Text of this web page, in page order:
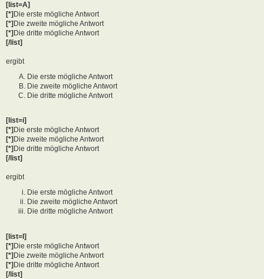
[list=A]
[*] Die erste mögliche Antwort
[*] Die zweite mögliche Antwort
[*] Die dritte mögliche Antwort
[/list]
ergibt
Die erste mögliche Antwort
Die zweite mögliche Antwort
Die dritte mögliche Antwort
[list=i]
[*] Die erste mögliche Antwort
[*] Die zweite mögliche Antwort
[*] Die dritte mögliche Antwort
[/list]
ergibt
Die erste mögliche Antwort
Die zweite mögliche Antwort
Die dritte mögliche Antwort
[list=I]
[*]Die erste mögliche Antwort
[*]Die zweite mögliche Antwort
[*]Die dritte mögliche Antwort
[/list]